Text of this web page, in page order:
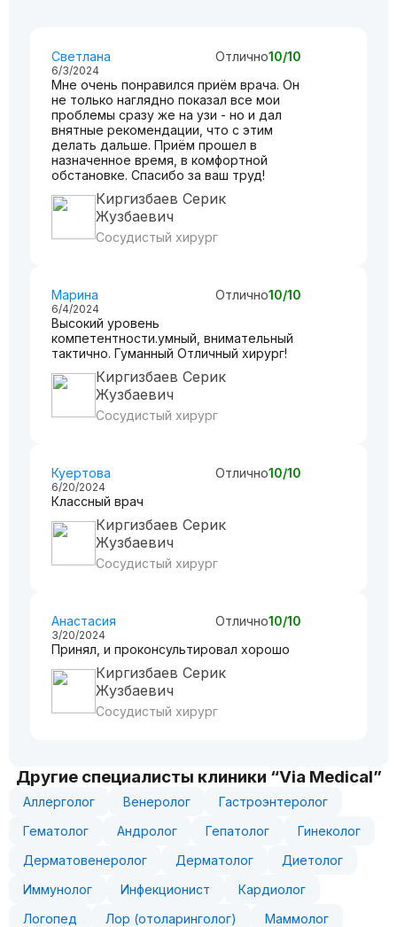
Светлана Отлично10/10
6/3/2024
Мне очень понравился приём врача. Он
не только наглядно показал все мои
проблемы сразу же на узи - но и дал
внятные рекомендации, что с этим
делать дальше. Приём прошел в
назначенное время, в комфортной
обстановке. Спасибо за ваш труд!
Киргизбаев Серик
Жузбаевич
Сосудистый хирург
Марина Отлично10/10
6/4/2024
Высокий уровень
компетентности.умный, внимательный
тактично. Гуманный Отличный хирург!
Киргизбаев Серик
Жузбаевич
Сосудистый хирург
Куертова Отлично10/10
6/20/2024
Классный врач
Киргизбаев Серик
Жузбаевич
Сосудистый хирург
Анастасия Отлично10/10
3/20/2024
Принял, и проконсультировал хорошо
Киргизбаев Серик
Жузбаевич
Сосудистый хирург
Другие специалисты клиники “Via Medical”
Аллерголог Венеролог
Гастроэнтеролог
Гематолог
Андролог Гепатолог
Гинеколог
Дерматовенеролог
Дерматолог
Диетолог
Иммунолог
Инфекционист
Кардиолог
Логопед
Лор (отоларинголог)
Маммолог